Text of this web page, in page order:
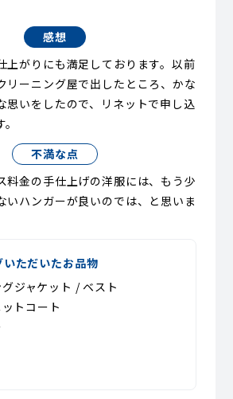
感想
上がりにも満足しております。以前
リーニング屋で出したところ、かな
思いをしたので、リネットで申し込
不満な点
料金の手仕上げの洋服には、もう少
いハンガーが良いのでは、と思いま
いただいたお品物
ジャケット / ベスト
トコート